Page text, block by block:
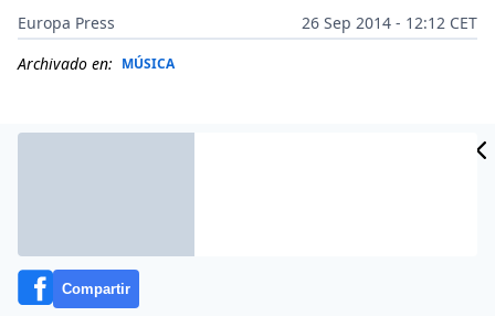
Europa Press
26 Sep 2014 - 12:12 CET
Archivado en: MÚSICA
Compartir